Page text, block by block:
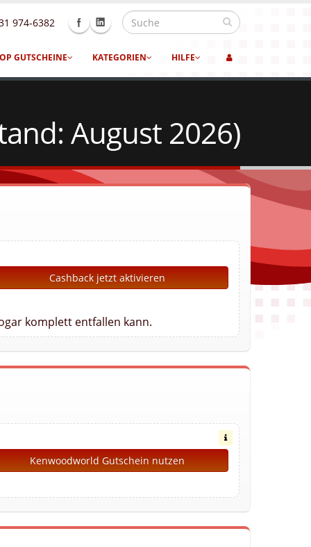
974-6382
GUTSCHEINE KATEGORIEN HILFE
August 2026)
Cashback jetzt aktivieren
komplett entfallen kann.
Kenwoodworld Gutschein nutzen